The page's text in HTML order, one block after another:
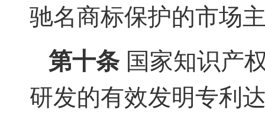
驰名商标保护的市场
第十条国家知识产
研发的有效发明专利